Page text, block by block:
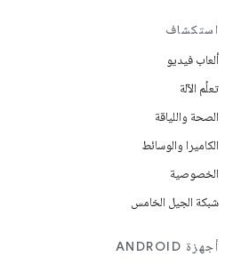
استكشاف
ألعاب فيديو
تعلُم الآلة
الصحة واللياقة
الكاميرا والوسائط
الخصوصية
شبكة الجيل الخامس
أجهزة ANDROID